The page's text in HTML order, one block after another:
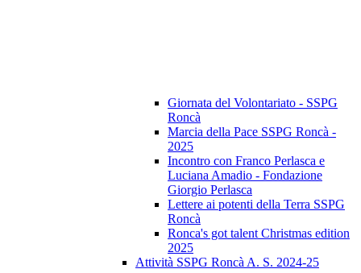
Giornata del Volontariato - SSPG
Roncà
Marcia della Pace SSPG Roncà -
2025
Incontro con Franco Perlasca e
Luciana Amadio - Fondazione
Giorgio Perlasca
Lettere ai potenti della Terra SSPG
Roncà
Ronca's got talent Christmas edition
2025
Attività SSPG Roncà A. S. 2024-25